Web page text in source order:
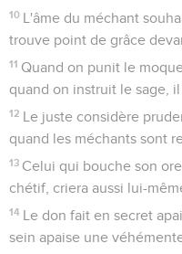
10 L'âme du méchant
trouve point de grâce
11 Quand on punit le
quand on instruit le sage,
12 Le juste considère
quand les méchants sont
13 Celui qui bouche son
chétif, criera aussi lui-
14 Le don fait en secret
sein apaise une